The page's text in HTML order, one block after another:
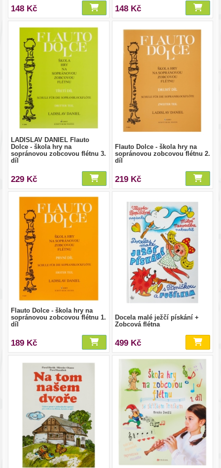
148 Kč 148 Kč
LADISLAV DANIEL Flauto
Dolce - škola hry na
sopránovou zobcovou flétnu 3.
díl
229 Kč
Flauto Dolce - škola hry na
sopránovou zobcovou flétnu 2.
díl
219 Kč
Flauto Dolce - škola hry na
sopránovou zobcovou flétnu 1.
díl
189 Kč
Docela malé ježčí pískání +
Zobcová flétna
499 Kč